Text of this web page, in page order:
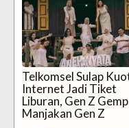
Telkomsel Sulap
Internet Jadi Tiket
Liburan, Gen Z
Manjakan Gen Z